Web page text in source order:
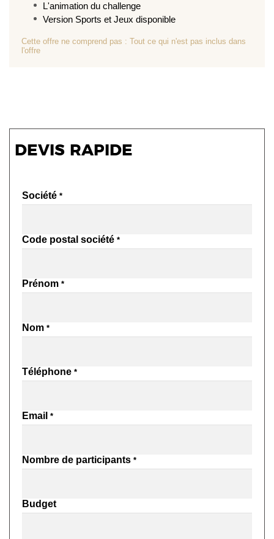
L'animation du challenge
Version Sports et Jeux disponible
Cette offre ne comprend pas : Tout ce qui n'est pas inclus dans
l'offre
DEVIS RAPIDE
Société
Code postal société
Prénom
Nom
Téléphone
Email
Nombre de participants
Budget